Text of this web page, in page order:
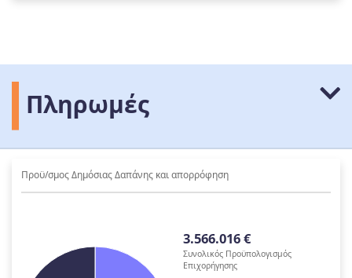
Πληρωμές
Προϋ/σμος Δημόσιας Δαπάνης και απορρόφηση
3.566.016 €
Συνολικός Προϋπολογισμός
Επιχορήγησης